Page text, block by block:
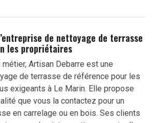
de nettoyage de terrasse
les propriétaires
Artisan Debarre est une
de terrasse de référence pour les
exigeants à Le Marin. Elle propose
que vous la contactez pour un
en carrelage ou en bois. Ses clients